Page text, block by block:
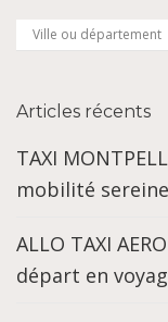
Articles récents
TAXI
mobilité
ALLO TAXI
départ en